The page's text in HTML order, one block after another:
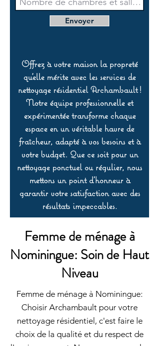
Envoyer
Offrez à votre maison la propreté
qu’elle mérite avec les services de
nettoyage résidentiel Archambault !
Notre équipe professionnelle et
expérimentée transforme chaque
espace en un véritable havre de
fraîcheur, adapté à vos besoins et à
votre budget. Que ce soit pour un
nettoyage ponctuel ou régulier, nous
mettons un point d’honneur à
garantir votre satisfaction avec des
résultats impeccables.
Femme de ménage à
Nominingue: Soin de Haut
Niveau
Femme de ménage à Nominingue:
Choisir Archambault pour votre
nettoyage résidentiel, c'est faire le
choix de la qualité et du respect de